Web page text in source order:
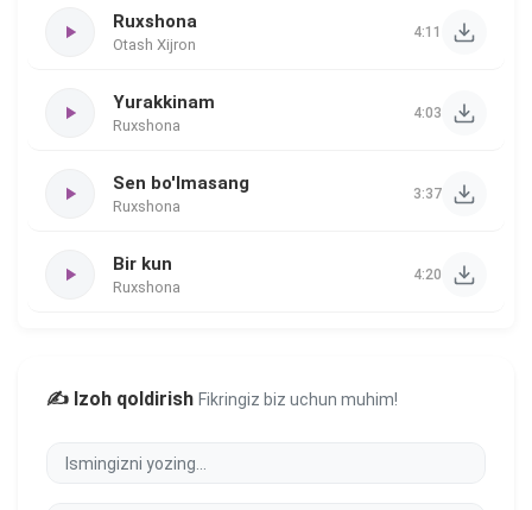
Ruxshona
Otash Xijron
4:11
Yurakkinam
Ruxshona
4:03
Sen bo'lmasang
Ruxshona
3:37
Bir kun
Ruxshona
4:20
✍️ Izoh qoldirish Fikringiz biz uchun muhim!